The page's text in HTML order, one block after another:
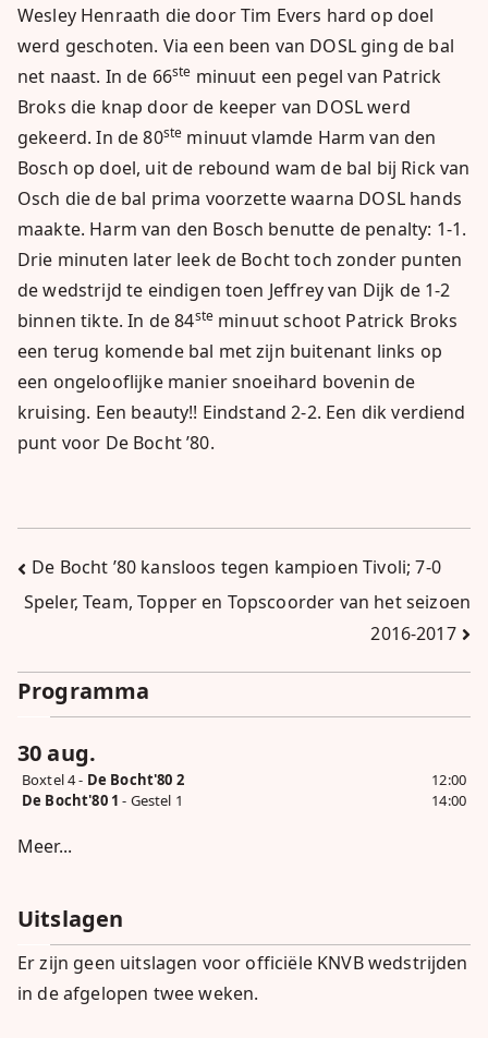
Wesley Henraath die door Tim Evers hard op doel
werd geschoten. Via een been van DOSL ging de bal
net naast. In de 66ste minuut een pegel van Patrick
Broks die knap door de keeper van DOSL werd
gekeerd. In de 80ste minuut vlamde Harm van den
Bosch op doel, uit de rebound wam de bal bij Rick van
Osch die de bal prima voorzette waarna DOSL hands
maakte. Harm van den Bosch benutte de penalty: 1-1.
Drie minuten later leek de Bocht toch zonder punten
de wedstrijd te eindigen toen Jeffrey van Dijk de 1-2
binnen tikte. In de 84ste minuut schoot Patrick Broks
een terug komende bal met zijn buitenant links op
een ongelooflijke manier snoeihard bovenin de
kruising. Een beauty!! Eindstand 2-2. Een dik verdiend
punt voor De Bocht ’80.
Bericht
navigatie
De Bocht ’80 kansloos tegen kampioen Tivoli; 7-0
Speler, Team, Topper en Topscoorder van het seizoen
2016-2017
Programma
30 aug.
Boxtel 4 - De Bocht'80 2
12:00
De Bocht'80 1 - Gestel 1 14:00
Meer...
Uitslagen
Er zijn geen uitslagen voor officiële KNVB wedstrijden
in de afgelopen twee weken.